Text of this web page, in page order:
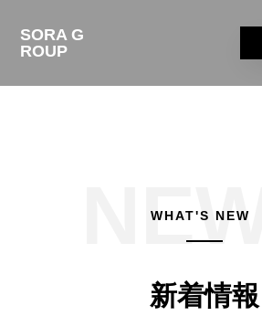
SORA G
ROUP
WHAT'S NEW
新着情報